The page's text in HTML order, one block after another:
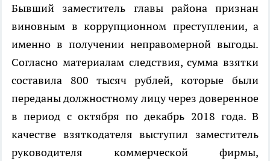
Бывший заместитель главы района признан
виновным в коррупционном преступлении, а
именно в получении неправомерной выгоды.
Согласно материалам следствия, сумма взятки
составила 800 тысяч рублей, которые были
переданы должностному лицу через доверенное
в период с октября по декабрь 2018 года. В
качестве взяткодателя выступил заместитель
руководителя коммерческой фирмы,